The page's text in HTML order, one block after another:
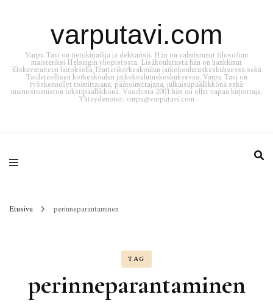
varputavi.com
Varpu Tavi on tietokirjailija ja dekkaristi. Hän on valmistunut filosofian
maisteriksi Helsingin yliopistosta. Lisäkoulutusta hän on hankkinut
Elokuvataiteen laitoksella,Teatterikorkeakoulun jatkokoulutuskeskuksessa sekä
Taideteollisen korkeakoulun jatkokoulutuskeskuksessa. Varpu Tavi on
työskennellyt toimittajana, päätoimittajana, julkaisupäällikkönä sekä
mainostoimiston tekstipäällikkönä. Vuodesta 2001 hän on ollut vapaa kirjoittaja.
Yhteydenotot: varpu@varputavi.com
Etusivu perinneparantaminen
TAG
perinneparantaminen